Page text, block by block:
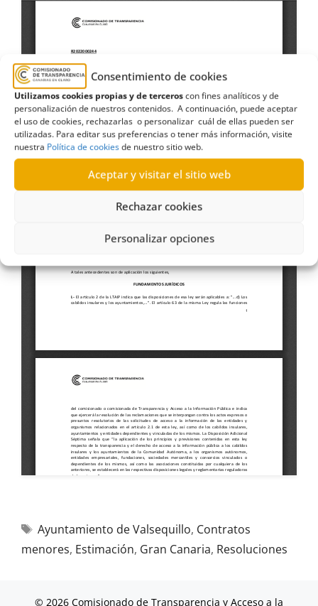
Consentimiento de cookies
Utilizamos cookies propias y de terceroscon fines analíticos y de
personalización de nuestros contenidos. A continuación, puede aceptar
el uso de cookies, rechazarlas o personalizar cuál de ellas pueden ser
utilizadas. Para editar sus preferencias o tener más información, visite
nuestra Política de cookiesde nuestro sitio web.
Aceptar y visitar el sitio web
Rechazar cookies
Personalizar opciones
Ayuntamiento de Valsequillo, Contratos
menores, Estimación, Gran Canaria, Resoluciones
© 2026 Comisionado de Transparencia y Acceso a la